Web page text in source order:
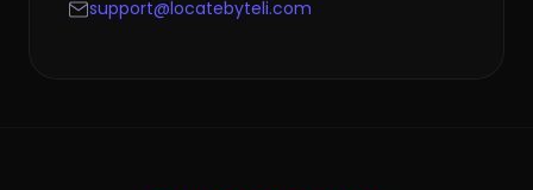
support@locatebyteli.com